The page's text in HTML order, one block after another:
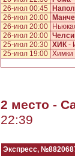
26-июл 00:45
26-июл 20:00
26-июл 20:00
26-июл 20:00 Челси
25-июл 20:30 ХИК -
25-июл 19:00 Химки
2 место -
22:39
Экспресс,